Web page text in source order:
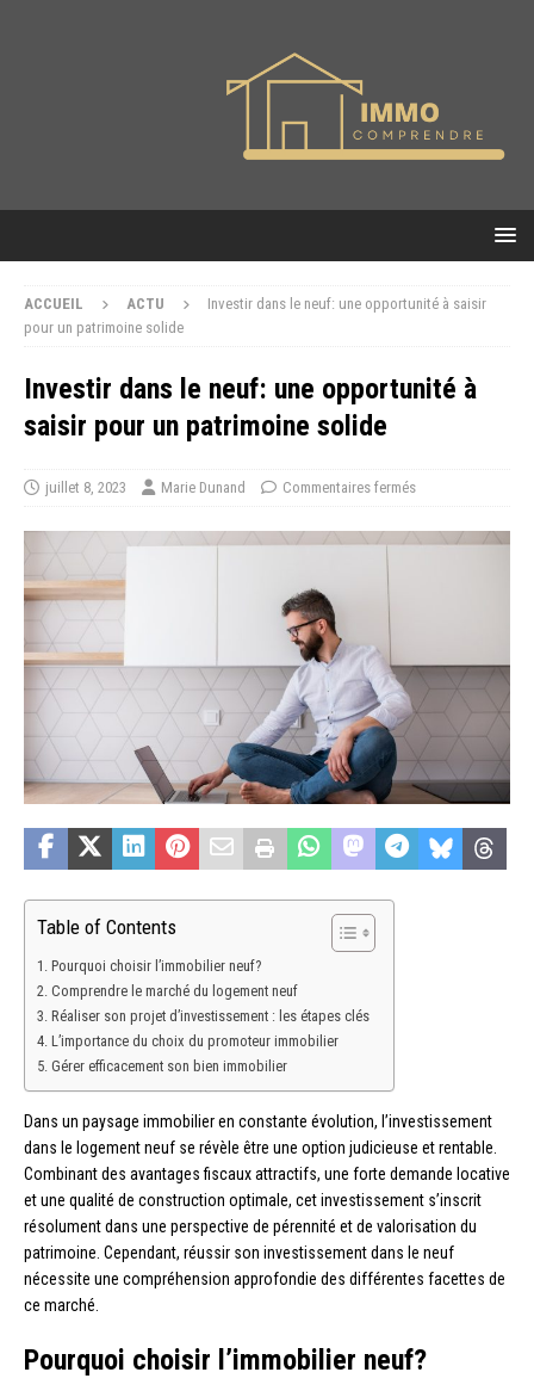
ACCUEIL ACTU
Investir dans le neuf: une opportunité à saisir
pour un patrimoine solide
Investir dans le neuf: une opportunité à
saisir pour un patrimoine solide
juillet 8, 2023 Marie Dunand Commentaires fermés
Table of Contents
Pourquoi choisir l’immobilier neuf?
Comprendre le marché du logement neuf
Réaliser son projet d’investissement : les étapes clés
L’importance du choix du promoteur immobilier
Gérer efficacement son bien immobilier
Dans un paysage immobilier en constante évolution, l’investissement
dans le logement neuf se révèle être une option judicieuse et rentable.
Combinant des avantages fiscaux attractifs, une forte demande locative
et une qualité de construction optimale, cet investissement s’inscrit
résolument dans une perspective de pérennité et de valorisation du
patrimoine. Cependant, réussir son investissement dans le neuf
nécessite une compréhension approfondie des différentes facettes de
ce marché.
Pourquoi choisir l’immobilier neuf?